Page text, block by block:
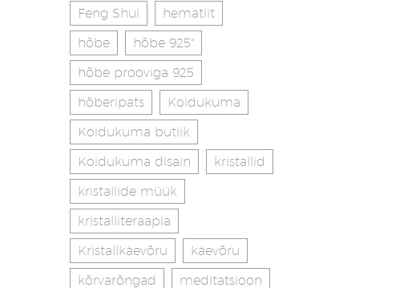
Feng Shui
hematiit
hõbe
hõbe 925"
hõbe prooviga 925
hõberipats
Koidukuma
Koidukuma butiik
Koidukuma disain
kristallid
kristallide müük
kristalliteraapia
Kristallkäevõru
käevõru
kõrvarõngad
meditatsioon